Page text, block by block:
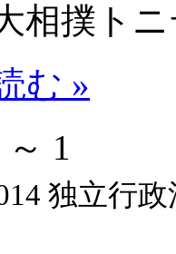
相撲ト
む »
1
独立行